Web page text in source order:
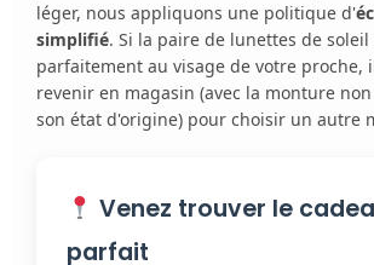
léger, nous appliquons une politique d'
simplifié. Si la paire de lunettes de soleil
parfaitement au visage de votre proche,
revenir en magasin (avec la monture
son état d'origine) pour choisir un autre
Venez trouver le
parfait